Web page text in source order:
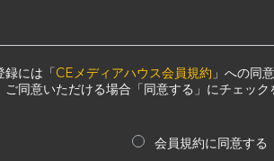
録には「CEメディアハウス会員規約 」への同
ご同意いただける場合「同意する」にチェッ
会員規約に同意する